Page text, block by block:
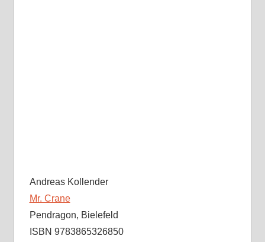
Andreas Kollender
Mr. Crane
Pendragon, Bielefeld
ISBN 9783865326850